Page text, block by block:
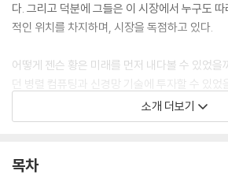
다. 그리고 덕분에 그들은 이 시장에서 누구도
적인 위치를 차지하며, 시장을 독점하고 있다.
어떻게 젠슨 황은 미래를 먼저 내다볼 수 있었을
던 병렬 컴퓨팅과 신경망 기술에 투자할 수 있었
《엔비디아 젠슨 황, 생각하는 기계》는 현대 AI
는 젠슨 황의 요청으로 이 책을 집필하기 시작했
소개 더보기
목차